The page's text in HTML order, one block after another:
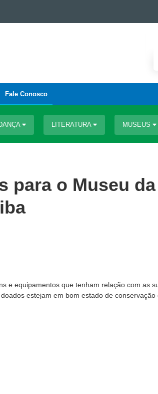
Fale Conosco
LITERATURA MUSEUS
para o Museu
e equipamentos que tenham relação com as
estejam em bom estado de